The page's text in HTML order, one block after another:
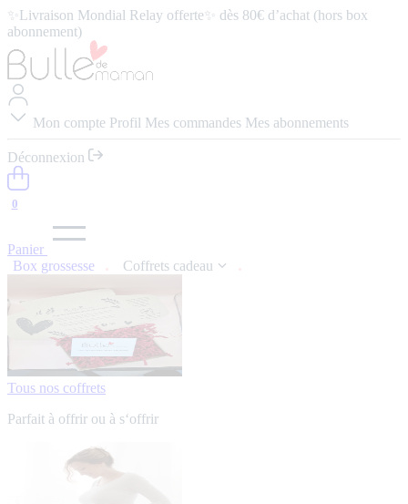
✨Livraison Mondial Relay offerte✨ dès 80€ d’achat (hors box
abonnement)
⭐️ 4,9/5 (57 avis google) ⭢
Mon compte Profil Mes commandes Mes abonnements
Déconnexion
0
Panier
Box grossesse
Coffrets cadeau
Tous nos coffrets
Parfait à offrir ou à s‘offrir